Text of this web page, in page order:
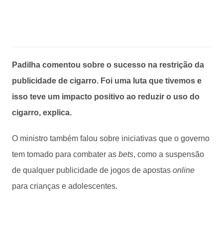
Padilha comentou sobre o sucesso na restrição da
publicidade de cigarro. Foi uma luta que tivemos e
isso teve um impacto positivo ao reduzir o uso do
cigarro, explica.
O ministro também falou sobre iniciativas que o governo
tem tomado para combater as bets, como a suspensão
de qualquer publicidade de jogos de apostas online
para crianças e adolescentes.